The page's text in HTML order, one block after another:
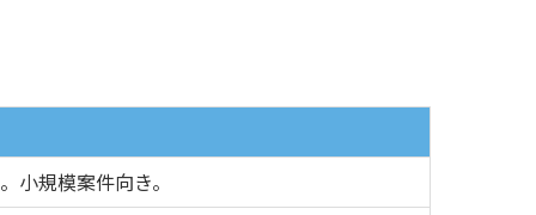
小規模案件向き。